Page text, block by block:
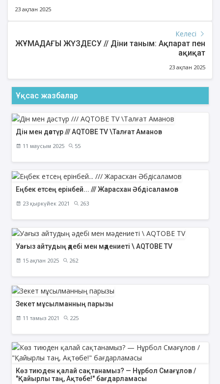
23 ақпан 2025
Келесі
ЖҰМАДАҒЫ ЖҮЗДЕСУ // Діни таным: Ақпарат пен
ақиқат
23 ақпан 2025
Ұқсас жазбалар
Дін мен дәстүр /// AQTOBE TV \Талғат Аманов
11 маусым 2025 55
Еңбек етсең ерінбей... /// Жарасхан Әбдісаламов
23 қыркүйек 2021 263
Уағыз айтудың әдебі мен мәдениеті \ AQTOBE TV
15 ақпан 2025 262
Зекет мұсылманның парызы
11 тамыз 2021 225
Көз тиюден қалай сақтанамыз? — Нұрбол Смағұлов /
"Қайырлы таң, Ақтөбе!" бағдарламасы